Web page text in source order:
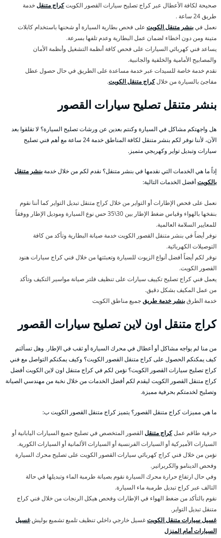
صحيحة لكافة الأعطال عبر كراج تصليح سيارات القصور الكويتكراج متنقلخدمة
طريق 24 ساعة .
نعمل فيبنشر متنقل الكويت على فحص بطارية السيارة أو شحنها باستخدام كابلات
متينة ومن دون أخطاء لضمان عمل البطارية وعدم تلفها بسرعة.
يساعد فني كهربائي السيارات على فحص كافة أنظمة التشغيل وأنظمة الأمان
والمصابيح الأمامية والخلفية والجانبية.
نقدم خدمة خاصة للسيدات عبر خدمة مساعدة على الطريق في حال حصول عطل
مفاجئ بالسيارة من خلالكراج متنقل الكويت.
بنشر متنقل تصليح سيارات القصور
هل واجهتكم مشاكل في السيارة وكنتم بعدين عن ورشات تصليح السيارة؟ لا تقلقوا بعد
الآن، لأننا نوفر لكم بنشر متنقل لكافة المناطق خدمة 24 ساعة مع أهم فني تصليح
سيارات وتبديل تواير وكهربجي متميز.
إذاً ما هي الخدمات التي نقدمها في بنشر متنقل؟ نقدم لكم من خلال خدمةبنشر متنقل
بالكويتأفضل الخدمات التالية:
نعمل على فحص الإطارات أو التواير من خلال كراج متنقل تبديل التواير كما أننا نقوم
بنفخها بالهواء وقياس ضغط الإطار بين 30\35 حس نوع السيارة وموديل الإطار ووفقاً
للمعايير السلامة العالمية.
نوفر أيضاً في بنشر متنقل القصور الكويت خدمة صيانة البطارية وتأكد من كافة
التوصيلات الكهربائية.
نوفر لكم أيضاً أفضل أنواع الزيوت للسيارة وتعبئتها من خلال فني كراج سيارات هنود
القصور الكويت.
يعمل فني كراج تصليح تكييف سيارات على تنظيف فلتر صيانة مواسير التكيف وتأكد
من عمل المكيف بشكل دقيق.
خدمة الطرقبنشر خدمة طريقجميع مناطق الكويت
كراج متنقل اون لاين تصليح سيارات القصور
من منا لم يواجه مشاكل أو أعطال في محرك السيارة أو ثقب في الإطار. وهل تسألتم
كيف يمكنكم الحصول على كراج متنقل القصور الكويت؟ وكيف يمكنكم التواصل مع فني
كراج تصليح سيارات القصور الكويت؟ نؤمن لكم في كراج متنقل اون لاين الكويت أفضل
كراج متنقل القصور الكويت ليقدم لكم أفضل الخدمات من خلال نخبة من مهندسي الصيانة
وتصليح لخدمتكم بحرفية مميزة.
ما هي مميزات كراج متنقل القصور؟ يتميز كراج متنقل القصور الكويت ب:
حرفية طاقم عملكراج متنقلالقصور المتخصص في تصليح جميع السيارات اليابانية أو
السيارات الأميركية أو السيارات الفرنسية أو السيارات الألمانية أو السيارات الكورية.
نؤمن من خلال فني كراج كهربائي سيارات القصور الكويت على تصليح محرك السيارة
وفحص الدينامو والكربراتير.
وفي حال ارتفاع حرارة محرك السيارة نقوم بصيانة طرمبة الماء وتبديلها في حالة
التالف عبر كراج تبديل طرمبة ماء السيارة.
نقوم بالتأكد من ضغط الهواء في الإطارات وفحص هيكل الرنجات من خلال فني كراج
متنقل تبديل التواير.
غسيل سيارات متنقل الكويتغسيل خارجي داخلي تنظيف تلميع تشميع بوليشغسيل
السيارات أمام المنزل